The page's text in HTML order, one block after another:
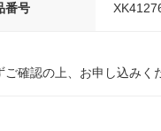
番号
確認の上、お申し込みく